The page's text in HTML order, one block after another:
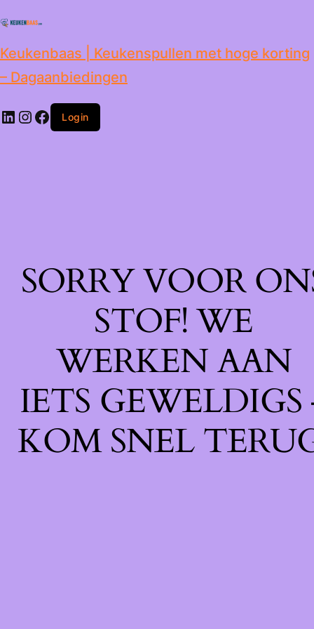
inhoud
Keukenbaas | Keukenspullen met hoge korting
– Dagaanbiedingen
Login
SORRY VOOR
STOF! WE
WERKEN AAN
IETS GEWELDIGS
KOM SNEL